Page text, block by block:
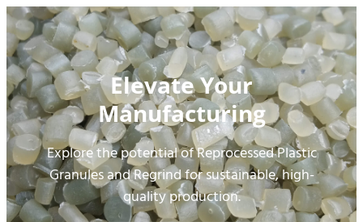
Elevate Your
Manufacturing
Explore the potential of Reprocessed Plastic
Granules and Regrind for sustainable, high-
quality production.